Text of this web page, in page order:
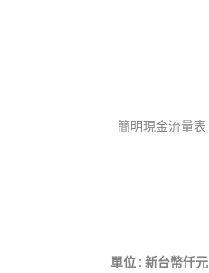
簡明現金流量表
單位 : 新台幣仟元